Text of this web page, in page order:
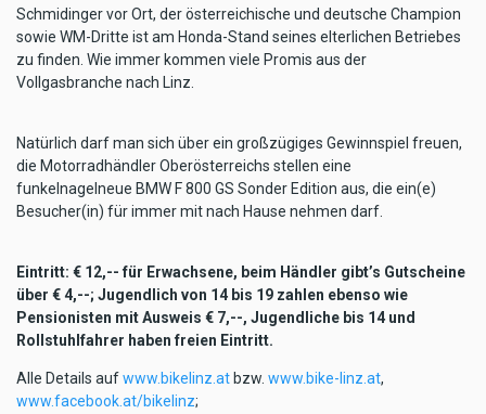
Schmidinger vor Ort, der österreichische und deutsche Champion
sowie WM-Dritte ist am Honda-Stand seines elterlichen Betriebes
zu finden. Wie immer kommen viele Promis aus der
Vollgasbranche nach Linz.
Natürlich darf man sich über ein großzügiges Gewinnspiel freuen,
die Motorradhändler Oberösterreichs stellen eine
funkelnagelneue BMW F 800 GS Sonder Edition aus, die ein(e)
Besucher(in) für immer mit nach Hause nehmen darf.
Eintritt: € 12,-- für Erwachsene, beim Händler gibt’s Gutscheine
über € 4,--; Jugendlich von 14 bis 19 zahlen ebenso wie
Pensionisten mit Ausweis € 7,--, Jugendliche bis 14 und
Rollstuhlfahrer haben freien Eintritt.
Alle Details aufwww.bikelinz.at bzw. www.bike-linz.at,
www.facebook.at/bikelinz;